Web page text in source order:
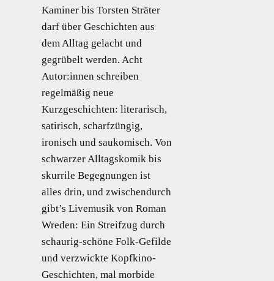
Kaminer bis Torsten Sträter
darf über Geschichten aus
dem Alltag gelacht und
gegrübelt werden. Acht
Autor:innen schreiben
regelmäßig neue
Kurzgeschichten: literarisch,
satirisch, scharfzüngig,
ironisch und saukomisch. Von
schwarzer Alltagskomik bis
skurrile Begegnungen ist
alles drin, und zwischendurch
gibt’s Livemusik von Roman
Wreden: Ein Streifzug durch
schaurig-schöne Folk-Gefilde
und verzwickte Kopfkino-
Geschichten, mal morbide